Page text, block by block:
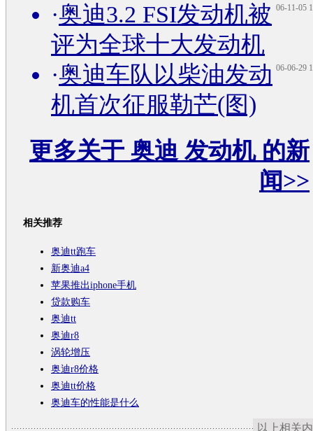
06-11-05
·奥迪3.2 FSI发动机被
评为全球十大发动机
06-06-29
·奥迪车队以柴油发动
机首次征服勒芒(图)
更多关于 奥迪 发动机的新
闻>>
相关推荐
奥迪tt跑车
新奥迪a4
苹果推出iphone手机
贷款购车
奥迪tt
奥迪r8
涡轮增压
奥迪r8价格
奥迪tt价格
奥迪车的性能是什么
以上相关